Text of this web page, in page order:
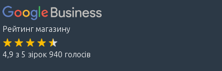
Рейтинг магазину
4,9 з 5 зірок 940 голосів